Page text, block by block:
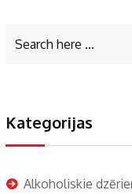
Kategorijas
Alkoholiskie